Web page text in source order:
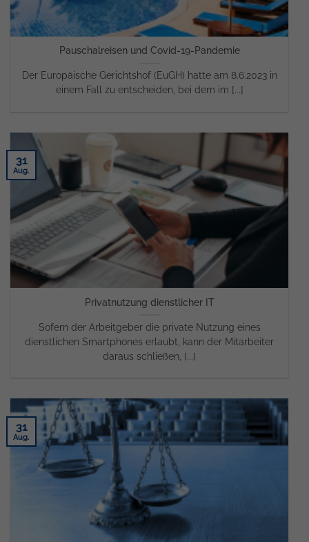
Pauschalreisen und Covid-19-Pandemie
Der Europäische Gerichtshof (EuGH) hatte am 8.6.2023 in
einem Fall zu entscheiden, bei dem im [...]
Privatnutzung dienstlicher IT
Sofern der Arbeitgeber die private Nutzung eines
dienstlichen Smartphones erlaubt, kann der Mitarbeiter
daraus schließen, [...]
31
Aug.
31
Aug.